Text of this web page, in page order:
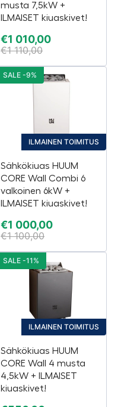
musta 7,5kW +
ILMAISET kiuaskivet!
€1 010,00
€1 110,00
ILMAINEN TOIMITUS
Sähkökiuas HUUM
CORE Wall Combi 6
valkoinen 6kW +
ILMAISET kiuaskivet!
€1 000,00
€1 100,00
SALE -9%
ILMAINEN TOIMITUS
Sähkökiuas HUUM
CORE Wall 4 musta
4,5kW + ILMAISET
kiuaskivet!
SALE -11%